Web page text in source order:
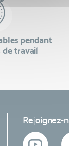
pendant
de travail
Rejoignez-